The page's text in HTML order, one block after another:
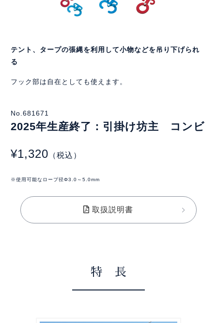
テント、タープの張縄を利用して小物などを吊り下げられ
る
フック部は自在としても使えます。
No.681671
2025年生産終了：引掛け坊主 コンビ
¥1,320 （税込）
※使用可能なロープ径Φ3.0～5.0mm
取扱説明書
特 長